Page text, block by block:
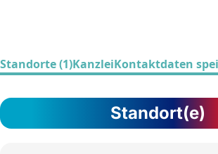
Standorte (1)KanzleiKontaktdaten
Standort(e)